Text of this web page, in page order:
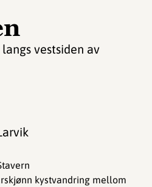
vestsiden av
kystvandring mellom